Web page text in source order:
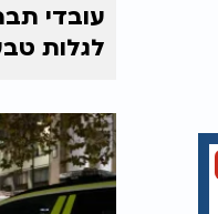
עובדי
לגלות